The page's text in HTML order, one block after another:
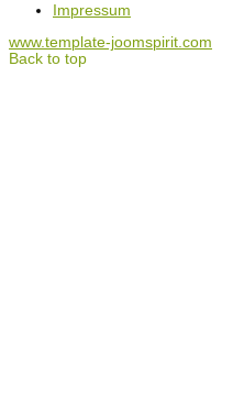
Impressum
www.template-joomspirit.com
Back to top